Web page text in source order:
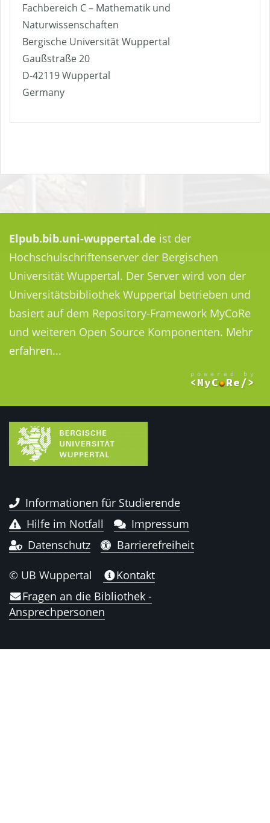
Fachbereich C – Mathematik und
Naturwissenschaften
Bergische Universität Wuppertal
Gaußstraße 20
D-42119 Wuppertal
Germany
Elpub.bib.uni-wuppertal.de ist der
Hochschulschriftenserver der Bergischen
Universität Wuppertal. Der Server wird von der
Universitätsbibliothek Wuppertal betrieben und
basiert auf dem Repository-Framework MyCoRe
und weiteren Open Source Komponenten. Mehr
erfahren...
Informationen für Studierende
Hilfe im Notfall
Impressum
Datenschutz
Barrierefreiheit
© UB Wuppertal
Kontakt
Fragen an die Bibliothek -
Ansprechpersonen